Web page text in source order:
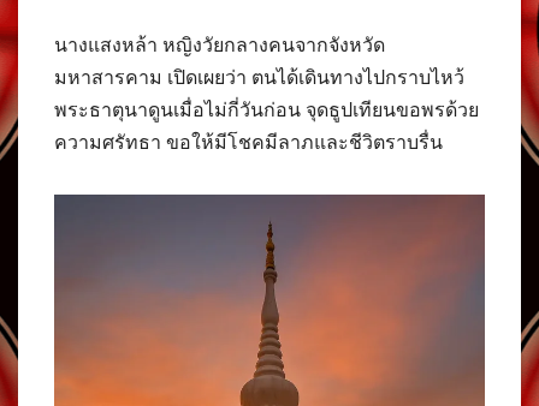
นางแสงหล้า หญิงวัยกลางคนจากจังหวัด
มหาสารคาม เปิดเผยว่า ตนได้เดินทางไปกราบไหว้
พระธาตุนาดูนเมื่อไม่กี่วันก่อน จุดธูปเทียนขอพรด้วย
ความศรัทธา ขอให้มีโชคมีลาภและชีวิตราบรื่น